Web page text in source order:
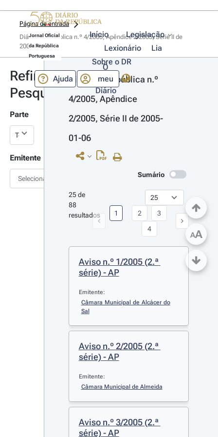
Jornal Oficial
da República
Portuguesa
Início
Legislação
Lexionário
Lia
Sobre o DR
Ajuda
O
meu
Diário
Página de entrada
Diário da República n.º 4/2005, Apêndice 2/2005, Série II de
2005-01-06
Refinar
Pesquisa
Parte
Emitente
Selecionar
Diário da República n.º
4/2005, Apêndice
2/2005, Série II de 2005-
01-06
Sumário
25 de
88
resultados
1 2
3
4
Aviso n.º 1/2005 (2.ª
série) - AP
Emitente:
Câmara Municipal de Alcácer do
Sal
Aviso n.º 2/2005 (2.ª
série) - AP
Emitente:
Câmara Municipal de Almeida
Aviso n.º 3/2005 (2.ª
série) - AP
AA